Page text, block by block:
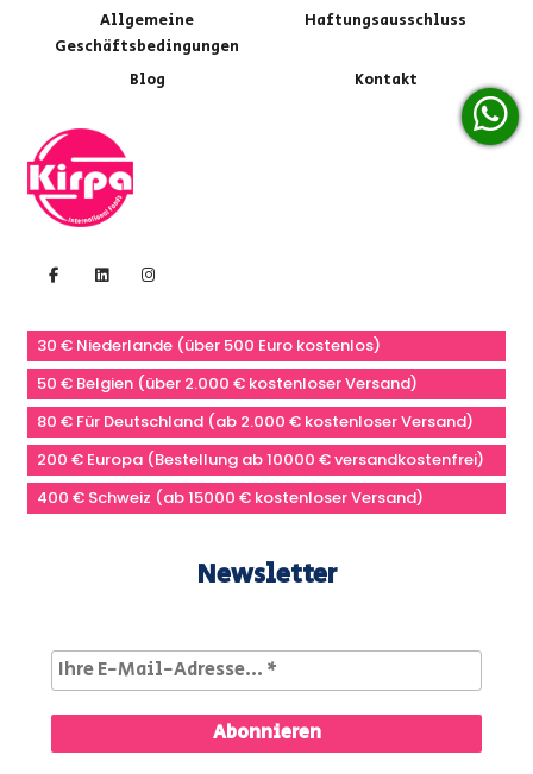
Allgemeine
Geschäftsbedingungen
Haftungsausschluss
Blog Kontakt
30 € Niederlande (über 500 Euro kostenlos)
50 € Belgien (über 2.000 € kostenloser Versand)
80 € Für Deutschland (ab 2.000 € kostenloser Versand)
200 € Europa (Bestellung ab 10000 € versandkostenfrei)
400 € Schweiz (ab 15000 € kostenloser Versand)
Newsletter